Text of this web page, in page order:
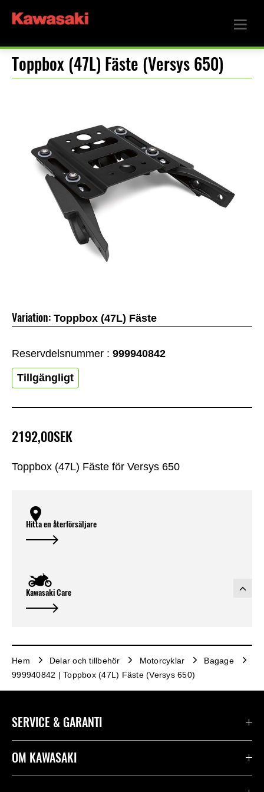
Toppbox (47L) Fäste (Versys 650)
Toppbox (47L) Fäste för Versys 650
2192,00SEK
Variation: Toppbox (47L) Fäste
Reservdelsnummer : 999940842
Tillgängligt
Hitta en återförsäljare
Kawasaki Care
Hem Delar och tillbehör Motorcyklar
Bagage
999940842 | Toppbox (47L) Fäste (Versys 650)
SERVICE & GARANTI
Kontakta oss
OM KAWASAKI